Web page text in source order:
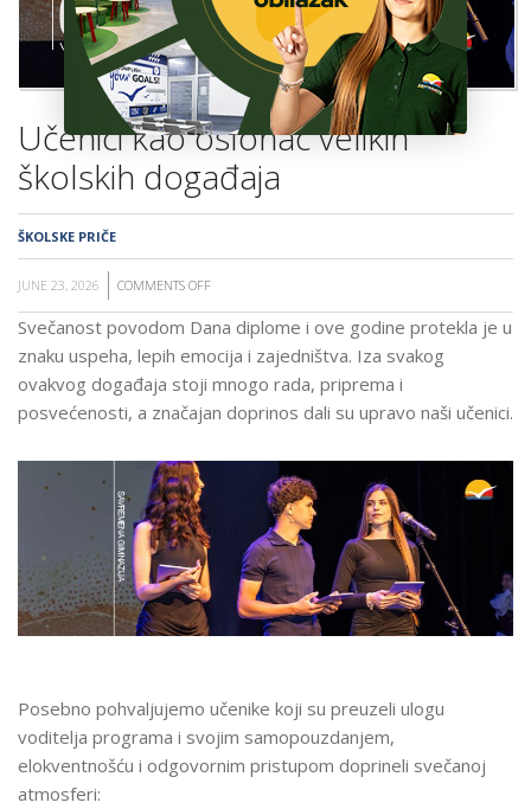
Učenici kao oslonac velikih
školskih događaja
ŠKOLSKE PRIČE
JUNE 23, 2026 COMMENTS OFF
UČENICI
OSLONAC
VELIKIH
ŠKOLSKIH
Svečanost povodom Dana diplome i ove godine protekla je u
znaku uspeha, lepih emocija i zajedništva. Iza svakog
ovakvog događaja stoji mnogo rada, priprema i
posvećenosti, a značajan doprinos dali su upravo naši učenici.
Posebno pohvaljujemo učenike koji su preuzeli ulogu
voditelja programa i svojim samopouzdanjem,
elokventnošću i odgovornim pristupom doprineli svečanoj
atmosferi: